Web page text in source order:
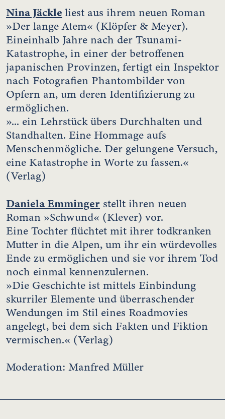
Nina Jäckle liest aus ihrem neuen Roman
»Der lange Atem« (Klöpfer & Meyer).
Eineinhalb Jahre nach der Tsunami-
Katastrophe, in einer der betroffenen
japanischen Provinzen, fertigt ein Inspektor
nach Fotografien Phantombilder von
Opfern an, um deren Identifizierung zu
ermöglichen.
»... ein Lehrstück übers Durchhalten und
Standhalten. Eine Hommage aufs
Menschenmögliche. Der gelungene Versuch,
eine Katastrophe in Worte zu fassen.«
(Verlag)
Daniela Emminger stellt ihren neuen
Roman »Schwund« (Klever) vor.
Eine Tochter flüchtet mit ihrer todkranken
Mutter in die Alpen, um ihr ein würdevolles
Ende zu ermöglichen und sie vor ihrem Tod
noch einmal kennenzulernen.
»Die Geschichte ist mittels Einbindung
skurriler Elemente und überraschender
Wendungen im Stil eines Roadmovies
angelegt, bei dem sich Fakten und Fiktion
vermischen.« (Verlag)
Moderation: Manfred Müller